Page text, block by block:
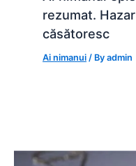
rezumat.
căsătoresc
Ai nimanui / Byadmin